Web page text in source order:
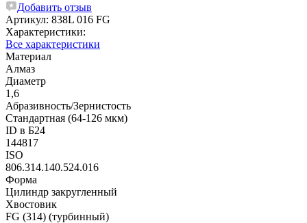
Добавить отзыв
Артикул: 838L 016 FG
Характеристики:
Все характеристики
Материал
Алмаз
Диаметр
1,6
Абразивность/Зернистость
Стандартная (64-126 мкм)
ID в Б24
144817
ISO
806.314.140.524.016
Форма
Цилиндр закругленный
Хвостовик
FG (314) (турбинный)